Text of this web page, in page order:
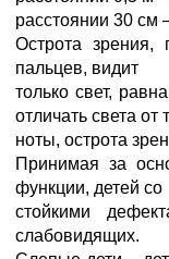
расстоянии 30 см
Острота зрения,
пальцев, видит
только свет,
отличать света от
ноты, острота
Принимая за
функции, детей со
стойкими
слабовидящих.